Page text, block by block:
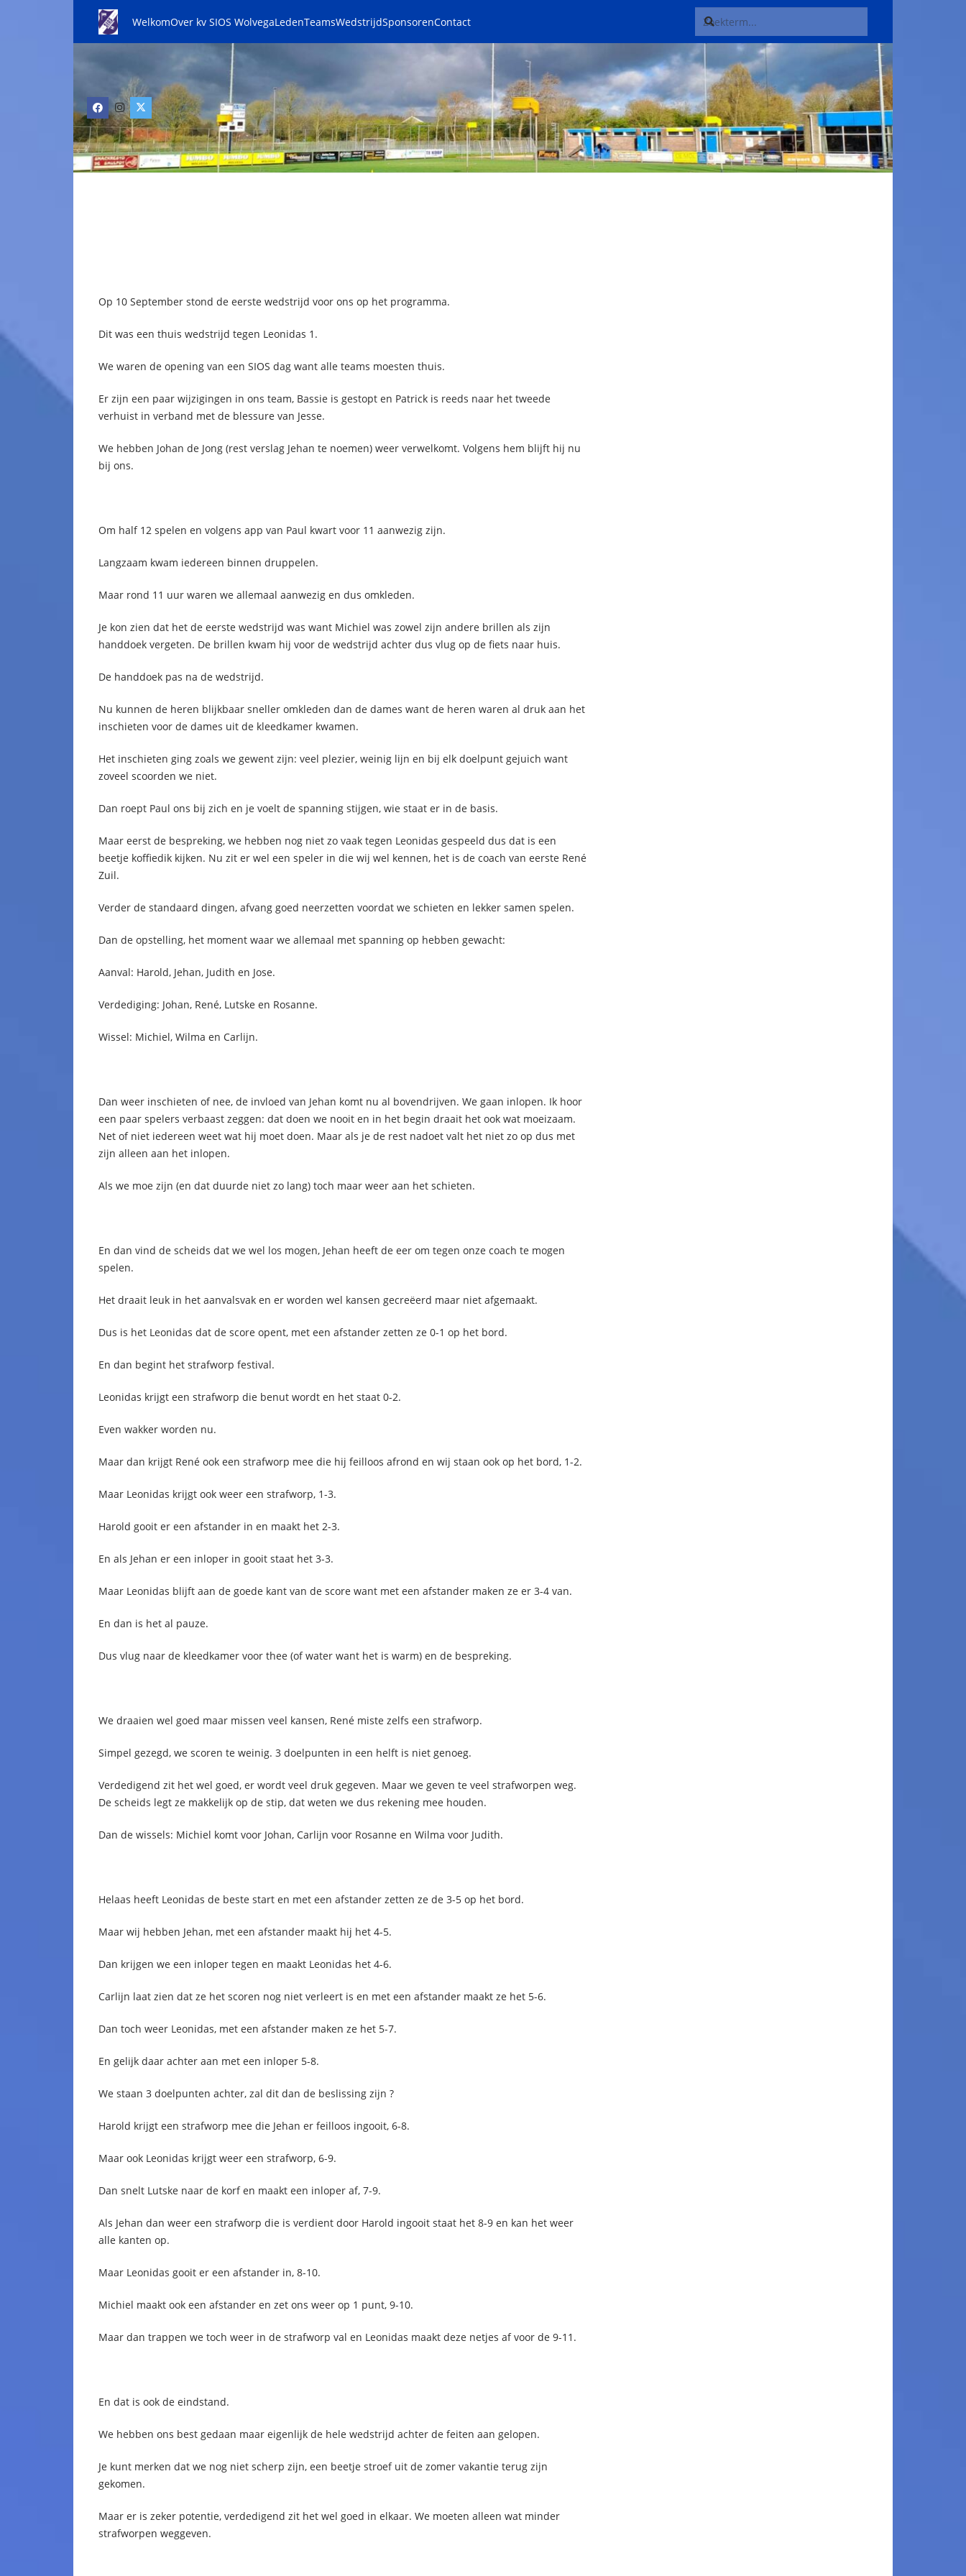
WelkomOver kv SIOS WolvegaLedenTeamsWedstrijdSponsorenContact
Op 10 September stond de eerste wedstrijd voor ons op het programma.
Dit was een thuis wedstrijd tegen Leonidas 1.
We waren de opening van een SIOS dag want alle teams moesten thuis.
Er zijn een paar wijzigingen in ons team, Bassie is gestopt en Patrick is reeds naar het tweede
verhuist in verband met de blessure van Jesse.
We hebben Johan de Jong (rest verslag Jehan te noemen) weer verwelkomt. Volgens hem blijft hij nu
bij ons.
Om half 12 spelen en volgens app van Paul kwart voor 11 aanwezig zijn.
Langzaam kwam iedereen binnen druppelen.
Maar rond 11 uur waren we allemaal aanwezig en dus omkleden.
Je kon zien dat het de eerste wedstrijd was want Michiel was zowel zijn andere brillen als zijn
handdoek vergeten. De brillen kwam hij voor de wedstrijd achter dus vlug op de fiets naar huis.
De handdoek pas na de wedstrijd.
Nu kunnen de heren blijkbaar sneller omkleden dan de dames want de heren waren al druk aan het
inschieten voor de dames uit de kleedkamer kwamen.
Het inschieten ging zoals we gewent zijn: veel plezier, weinig lijn en bij elk doelpunt gejuich want
zoveel scoorden we niet.
Dan roept Paul ons bij zich en je voelt de spanning stijgen, wie staat er in de basis.
Maar eerst de bespreking, we hebben nog niet zo vaak tegen Leonidas gespeeld dus dat is een
beetje koffiedik kijken. Nu zit er wel een speler in die wij wel kennen, het is de coach van eerste René
Zuil.
Verder de standaard dingen, afvang goed neerzetten voordat we schieten en lekker samen spelen.
Dan de opstelling, het moment waar we allemaal met spanning op hebben gewacht:
Aanval: Harold, Jehan, Judith en Jose.
Verdediging: Johan, René, Lutske en Rosanne.
Wissel: Michiel, Wilma en Carlijn.
Dan weer inschieten of nee, de invloed van Jehan komt nu al bovendrijven. We gaan inlopen. Ik hoor
een paar spelers verbaast zeggen: dat doen we nooit en in het begin draait het ook wat moeizaam.
Net of niet iedereen weet wat hij moet doen. Maar als je de rest nadoet valt het niet zo op dus met
zijn alleen aan het inlopen.
Als we moe zijn (en dat duurde niet zo lang) toch maar weer aan het schieten.
En dan vind de scheids dat we wel los mogen, Jehan heeft de eer om tegen onze coach te mogen
spelen.
Het draait leuk in het aanvalsvak en er worden wel kansen gecreëerd maar niet afgemaakt.
Dus is het Leonidas dat de score opent, met een afstander zetten ze 0-1 op het bord.
En dan begint het strafworp festival.
Leonidas krijgt een strafworp die benut wordt en het staat 0-2.
Even wakker worden nu.
Maar dan krijgt René ook een strafworp mee die hij feilloos afrond en wij staan ook op het bord, 1-2.
Maar Leonidas krijgt ook weer een strafworp, 1-3.
Harold gooit er een afstander in en maakt het 2-3.
En als Jehan er een inloper in gooit staat het 3-3.
Maar Leonidas blijft aan de goede kant van de score want met een afstander maken ze er 3-4 van.
En dan is het al pauze.
Dus vlug naar de kleedkamer voor thee (of water want het is warm) en de bespreking.
We draaien wel goed maar missen veel kansen, René miste zelfs een strafworp.
Simpel gezegd, we scoren te weinig. 3 doelpunten in een helft is niet genoeg.
Verdedigend zit het wel goed, er wordt veel druk gegeven. Maar we geven te veel strafworpen weg.
De scheids legt ze makkelijk op de stip, dat weten we dus rekening mee houden.
Dan de wissels: Michiel komt voor Johan, Carlijn voor Rosanne en Wilma voor Judith.
Helaas heeft Leonidas de beste start en met een afstander zetten ze de 3-5 op het bord.
Maar wij hebben Jehan, met een afstander maakt hij het 4-5.
Dan krijgen we een inloper tegen en maakt Leonidas het 4-6.
Carlijn laat zien dat ze het scoren nog niet verleert is en met een afstander maakt ze het 5-6.
Dan toch weer Leonidas, met een afstander maken ze het 5-7.
En gelijk daar achter aan met een inloper 5-8.
We staan 3 doelpunten achter, zal dit dan de beslissing zijn ?
Harold krijgt een strafworp mee die Jehan er feilloos ingooit, 6-8.
Maar ook Leonidas krijgt weer een strafworp, 6-9.
Dan snelt Lutske naar de korf en maakt een inloper af, 7-9.
Als Jehan dan weer een strafworp die is verdient door Harold ingooit staat het 8-9 en kan het weer
alle kanten op.
Maar Leonidas gooit er een afstander in, 8-10.
Michiel maakt ook een afstander en zet ons weer op 1 punt, 9-10.
Maar dan trappen we toch weer in de strafworp val en Leonidas maakt deze netjes af voor de 9-11.
En dat is ook de eindstand.
We hebben ons best gedaan maar eigenlijk de hele wedstrijd achter de feiten aan gelopen.
Je kunt merken dat we nog niet scherp zijn, een beetje stroef uit de zomer vakantie terug zijn
gekomen.
Maar er is zeker potentie, verdedigend zit het wel goed in elkaar. We moeten alleen wat minder
strafworpen weggeven.